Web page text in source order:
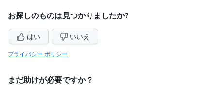
お探しのものは見つかりましたか?
はい いいえ
プライバシー ポリシー
まだ助けが必要ですか？